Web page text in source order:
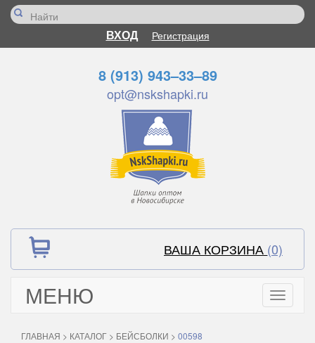
ВХОД Регистрация
8 (913) 943–33–89
opt@nskshapki.ru
ВАША КОРЗИНА (0)
МЕНЮ
Toggle
ГЛАВНАЯ > КАТАЛОГ > БЕЙСБОЛКИ > 00598